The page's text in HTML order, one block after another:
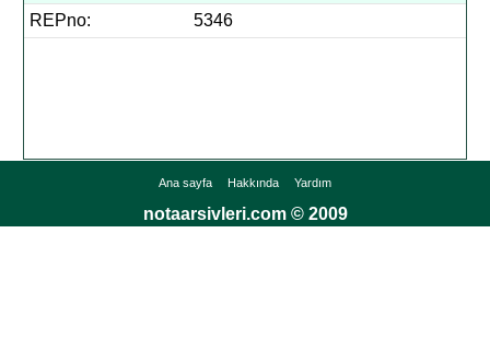
REPno:
5346
Ana sayfa Hakkında Yardım
notaarsivleri.com © 2009